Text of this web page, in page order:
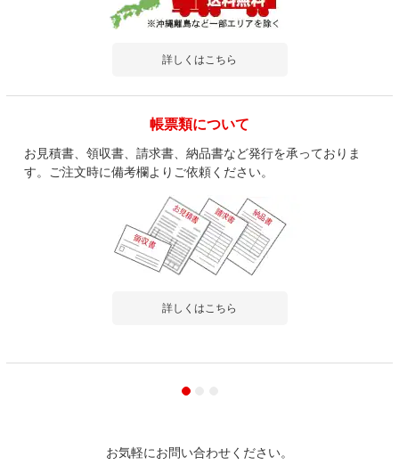
詳しくはこちら
帳票類について
お見積書、領収書、請求書、納品書など発行を承っておりま
す。ご注文時に備考欄よりご依頼ください。
詳しくはこちら
お気軽にお問い合わせください。